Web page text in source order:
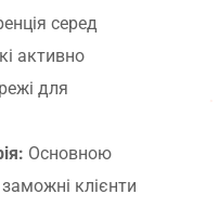
серед
активно
для
Основною
клієнти